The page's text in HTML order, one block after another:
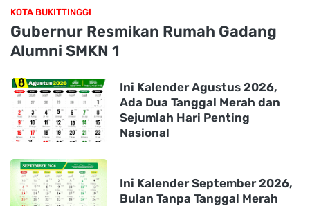
KOTA BUKITTINGGI
Gubernur Resmikan Rumah Gadang
Alumni SMKN 1
Ini Kalender Agustus 2026,
Ada Dua Tanggal Merah dan
Sejumlah Hari Penting
Nasional
Ini Kalender September 2026,
Bulan Tanpa Tanggal Merah